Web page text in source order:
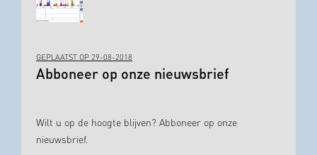
GEPLAATST OP 29-08-2018
Abboneer op onze nieuwsbrief
Wilt u op de hoogte blijven? Abboneer op onze
nieuwsbrief.